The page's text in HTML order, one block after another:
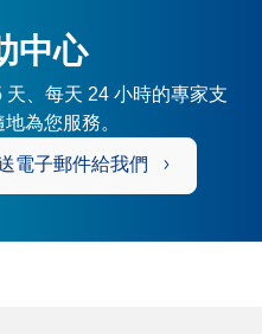
中心
、每天 24 小時的專家支
為您服務。
電子郵件給我們